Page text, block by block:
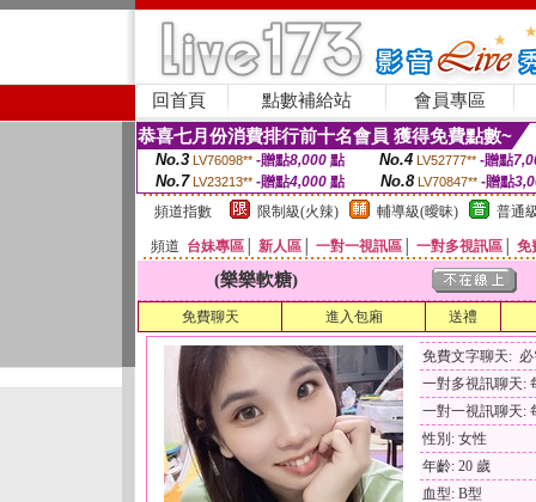
回首頁 點數補給站 會員專區
恭喜七月份消費排行前十名會員 獲得免費點數~
No.3 LV76098** -贈點8,000點 No.4 LV52777** -贈點
No.7 LV23213** -贈點4,000 點 No.8 LV70847** -贈點
頻道指數
限制級(火辣) 輔導級(曖昧) 普通
頻道 台妹專區 新人區 一對一視訊區 一對多視訊區 免
(樂樂軟糖)
免費聊天 進入包廂 送禮
免費文字聊天:
一對多視訊聊天:
一對一視訊聊天:
性別: 女性
年齡: 20 歲
血型: B型